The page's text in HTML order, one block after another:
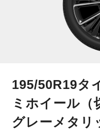
195/50R19タ
ミホイール（
グレーメタリ